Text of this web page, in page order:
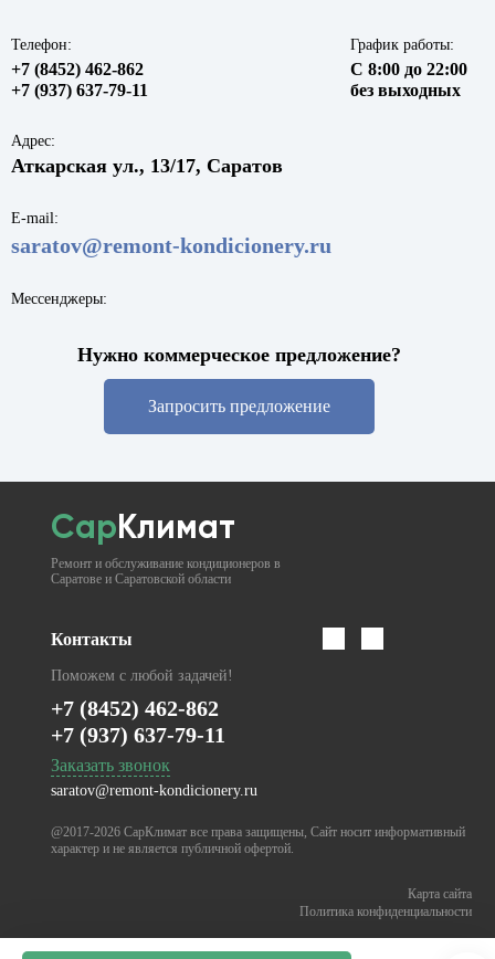
Телефон:
+7 (8452) 462-862
+7 (937) 637-79-11
График работы:
С 8:00 до 22:00
без выходных
Адрес:
Аткарская ул., 13/17, Саратов
E-mail:
saratov@remont-kondicionery.ru
Мессенджеры:
Нужно коммерческое предложение?
Запросить предложение
СарКлимат
Ремонт и обслуживание кондиционеров в
Саратове и Саратовской области
Контакты
Поможем с любой задачей!
+7 (8452) 462-862
+7 (937) 637-79-11
Заказать звонок
saratov@remont-kondicionery.ru
@2017-2026 СарКлимат все права защищены, Сайт носит информативный
характер и не является публичной офертой.
Карта сайта
Политика конфиденциальности